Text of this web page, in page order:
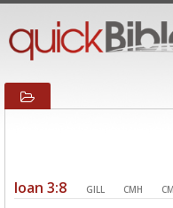
Ioan 3:8 GILL CMH